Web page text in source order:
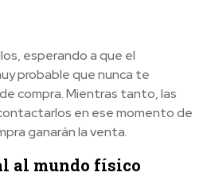
esperando a que el
probable que nunca te
compra. Mientras tanto, las
en ese momento de
ganarán la venta.
al mundo físico